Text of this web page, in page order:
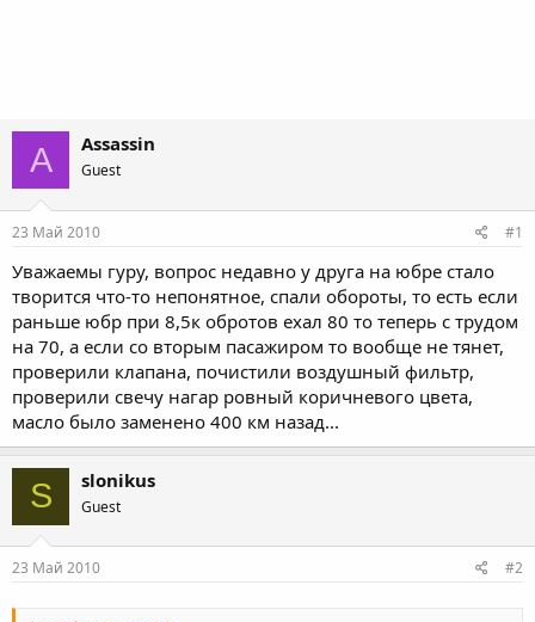
A Assassin
Guest
23 Май 2010 #1
Уважаемы гуру, вопрос недавно у друга на юбре стало
творится что-то непонятное, спали обороты, то есть если
раньше юбр при 8,5к обротов ехал 80 то теперь с трудом
на 70, а если со вторым пасажиром то вообще не тянет,
проверили клапана, почистили воздушный фильтр,
проверили свечу нагар ровный коричневого цвета,
масло было заменено 400 км назад...
S slonikus
Guest
23 Май 2010 #2